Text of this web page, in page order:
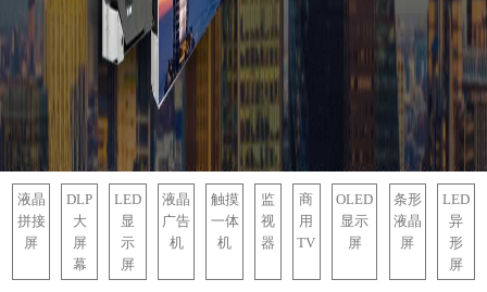
液晶
拼接
屏
DLP
大
屏
幕
LED
显
示
屏
液晶
广告
机
触摸
一体
机
监
视
器
商
用
TV
OLED
显示
屏
条形
液晶
屏
LED
异
形
屏